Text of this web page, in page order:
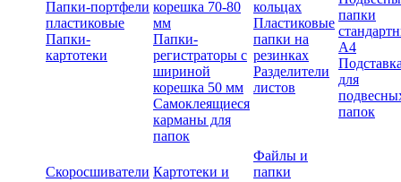
Папки-портфели
пластиковые
Папки-
картотеки
корешка 70-80
мм
Папки-
регистраторы с
шириной
корешка 50 мм
Самоклеящиеся
карманы для
папок
кольцах
Пластиковые
папки на
резинках
Разделители
листов
папки
А4
для
папок
Скоросшиватели Картотеки и
Файлы и
папки